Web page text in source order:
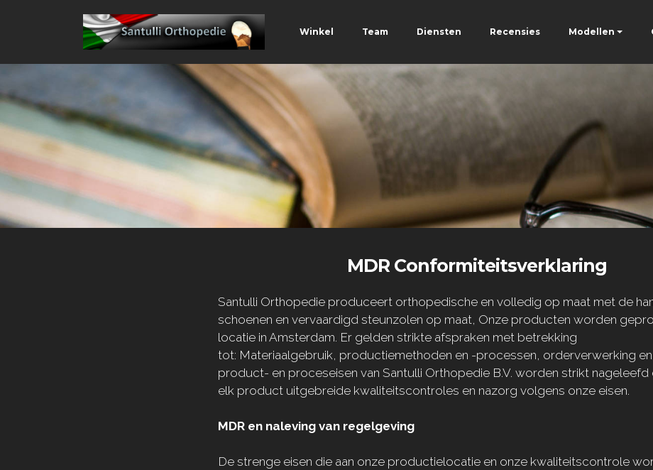
Winkel Team Diensten Recensies Modellen
MDR Conformiteitsverklaring
Santulli Orthopedie produceert orthopedische en volledig op maat met de
schoenen en vervaardigd steunzolen op maat, Onze producten worden
locatie in Amsterdam. Er gelden strikte afspraken met betrekking
tot: Materiaalgebruik, productiemethoden en -processen, orderverwerking en
product- en proceseisen van Santulli Orthopedie B.V. worden strikt nageleefd
elk product uitgebreide kwaliteitscontroles en nazorg volgens onze eisen.
MDR en naleving van regelgeving
De strenge eisen die aan onze productielocatie en onze kwaliteitscontrole